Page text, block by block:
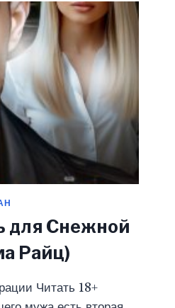
для Снежной
Райц)
Читать 18+